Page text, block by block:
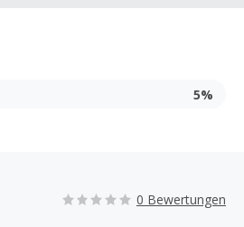
5%
0 Bewertungen